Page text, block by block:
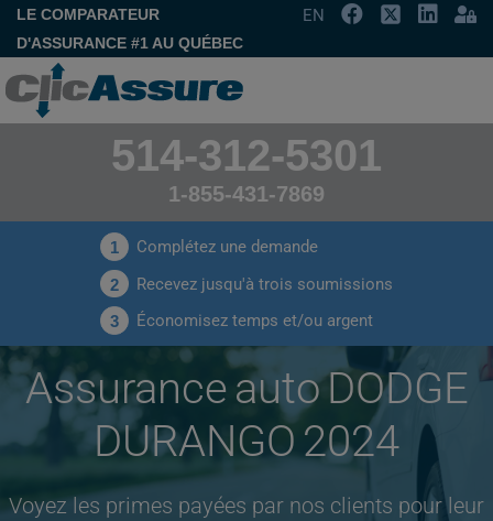
LE COMPARATEUR
D'ASSURANCE #1 AU QUÉBEC
EN
514-312-5301
1-855-431-7869
1 Complétez une demande
2 Recevez jusqu'à trois soumissions
3 Économisez temps et/ou argent
Assurance auto DODGE
DURANGO 2024
Voyez les primes payées par nos clients pour leur